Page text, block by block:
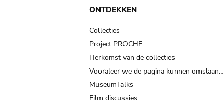
ONTDEKKEN
Collecties
Project PROCHE
Herkomst van de collecties
Vooraleer we de pagina kunnen omslaan…
MuseumTalks
Film discussies